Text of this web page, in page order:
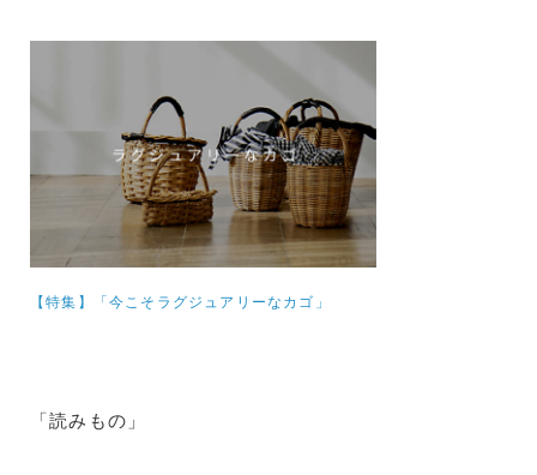
【特集】 「今こそラグジュアリーなカゴ」
「読みもの」